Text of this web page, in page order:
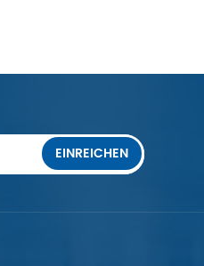
EINREICHEN